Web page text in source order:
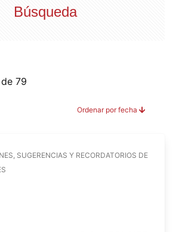
Búsqueda
79
Ordenar por fecha
SUGERENCIAS Y RECORDATORIOS DE